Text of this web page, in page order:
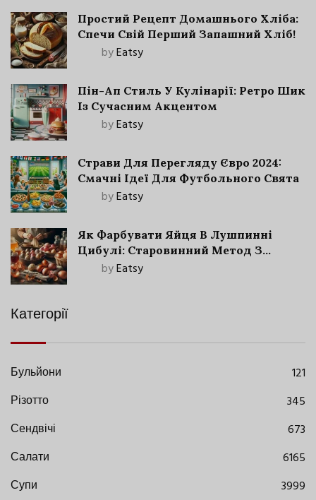
Простий Рецепт Домашнього Хліба:
Спечи Свій Перший Запашний Хліб!
byEatsy
Пін-Ап Стиль У Кулінарії: Ретро Шик
Із Сучасним Акцентом
byEatsy
Страви Для Перегляду Євро 2024:
Смачні Ідеї Для Футбольного Свята
byEatsy
Як Фарбувати Яйця В Лушпинні
Цибулі: Старовинний Метод З
Сучасними Нюансами
byEatsy
Категорії
Бульйони
121
Різотто
345
Сендвічі
673
Салати
6165
Супи
3999